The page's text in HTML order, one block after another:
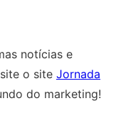
notícias e
o site Jornada
do marketing!